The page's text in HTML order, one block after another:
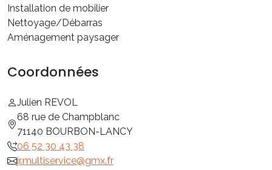
Installation de mobilier
Nettoyage/Débarras
Aménagement paysager
Coordonnées
Julien REVOL
68 rue de Champblanc
71140 BOURBON-LANCY
06 52 30 43 38
jr.multiservice@gmx.fr